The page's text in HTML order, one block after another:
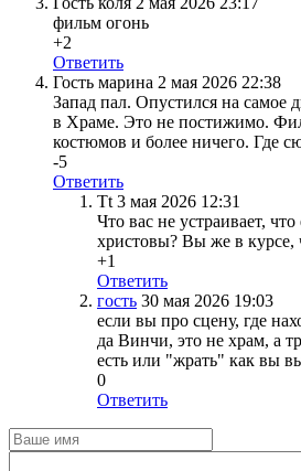
фильм огонь
+2
Ответить
Гость марина 2 мая 2026 22:38
Запад пал. Опустился на самое
в Храме. Это не постижимо.
костюмов и более ничего. Где
-5
Ответить
Tt 3 мая 2026 12:31
Что вас не устраивает,
христовы? Вы же в курсе,
+1
Ответить
гость 30 мая 2026 19:03
если вы про сцену, где
да Винчи, это не храм, а
есть или "жрать" как вы
0
Ответить